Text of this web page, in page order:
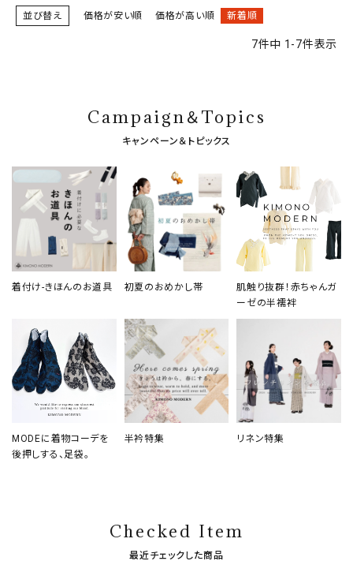
並び替え 価格が安い順 価格が高い順 新着順
7件中 1 -7件表示
Campaign＆Topics
キャンペーン＆トピックス
着付け-きほんのお道具 初夏のおめかし帯
肌触り抜群！赤ちゃんガ
ーゼの半襦袢
MODEに着物コーデを
後押しする、足袋。
半衿特集 リネン特集
Checked Item
最近チェックした商品